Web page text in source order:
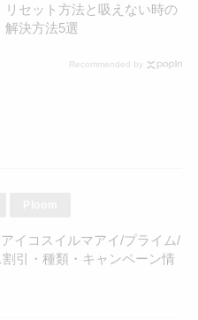
リセット方法と吸えない時の
解決方法5選
Recommended by
アイコスイルマアイ/プライム/
引・種類・キャンペーン情